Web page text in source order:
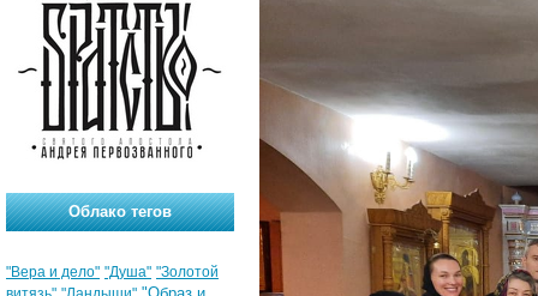
Облако тегов
"Вера и дело" "Душа" "Золотой